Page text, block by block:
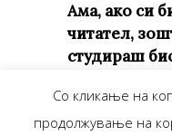
Ама, ако си
читател,
студираш
сакав да ја
динамика
Со кликање на
продолжување на